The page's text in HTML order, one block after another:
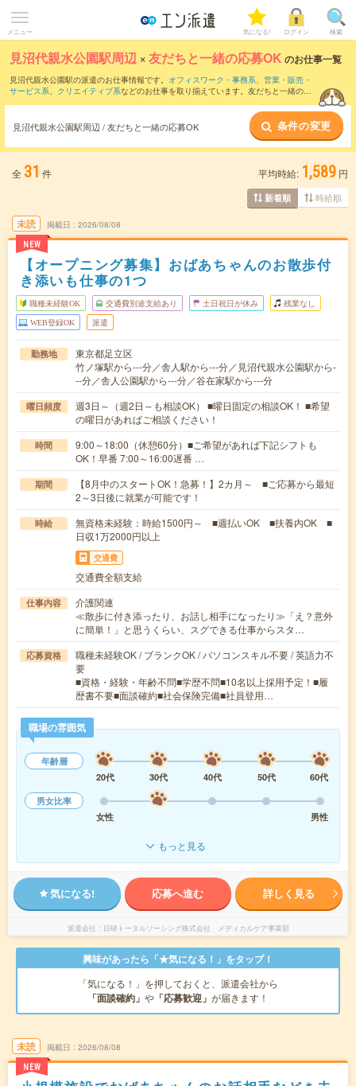
メニュー 気になる! ログイン 検索
見沼代親水公園駅周辺 ×友だちと一緒の応募OK のお仕事一覧
見沼代親水公園駅の派遣のお仕事情報です。 オフィスワーク・事務系、 営業・販売・
サービス系、 クリエイティブ系などのお仕事を取り揃えています。友だちと一緒の応
見沼代親水公園駅周辺 / 友だちと一緒の応募OK 条件の変更
全 31 件 平均時給: 1,589 円
新着順 時給順
未読
NEW
掲載日 2026/08/08
【オープニング募集】おばあちゃんのお散歩付
き添いも仕事の1つ
職種未経験OK 交通費別途支給あり 土日祝日が休み 残業なし
WEB登録OK 派遣
勤務地
東京都足立区
竹ノ塚駅から---分／舎人駅から---分／見沼代親水公園駅から-
--分／舎人公園駅から---分／谷在家駅から---分
曜日頻度
週3日～（週2日～も相談OK） ■曜日固定の相談OK！ ■希望
の曜日があればご相談ください！
時間
9:00～18:00（休憩60分）■ご希望があれば下記シフトも
OK！早番 7:00～16:00遅番 …
期間
【8月中のスタートOK！急募！】2カ月～ ■ご応募から最短
2～3日後に就業が可能です！
時給
無資格未経験：時給1500円～ ■週払いOK ■扶養内OK ■
日収1万2000円以上
交通費
交通費全額支給
仕事内容
介護関連
≪散歩に付き添ったり、お話し相手になったり≫「え？意外
に簡単！」と思うくらい、スグできる仕事からスタ…
応募資格
職種未経験OK / ブランクOK / パソコンスキル不要 / 英語力不
要
■資格・経験・年齢不問■学歴不問■10名以上採用予定！■履
歴書不要■面談確約■社会保険完備■社員登用…
職場の雰囲気
年齢層
20代
30代 40代 50代
60代
男女比率
女性
男性
もっと見る
気になる! 応募へ進む 詳しく見る
派遣会社 日研トータルソーシング株式会社 メディカルケア事業部
興味があったら「★気になる！」をタップ！
「気になる！」を押しておくと、派遣会社から
「面談確約」 や 「応募歓迎」 が届きます！
未読
NEW
掲載日 2026/08/08